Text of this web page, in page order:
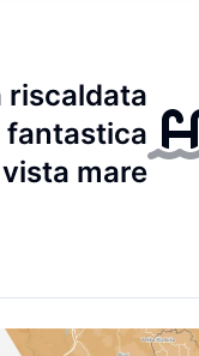
riscaldata
fantastica
vista mare